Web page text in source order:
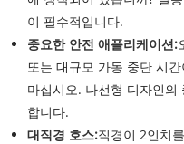
이 필수적입니다.
중요한 안전 애플리케이션:
또는 대규모 가동 중단 시
마십시오. 나선형 디자인
합니다.
대직경 호스:직경이 2인치